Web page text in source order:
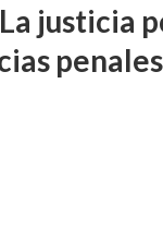
justicia
penales